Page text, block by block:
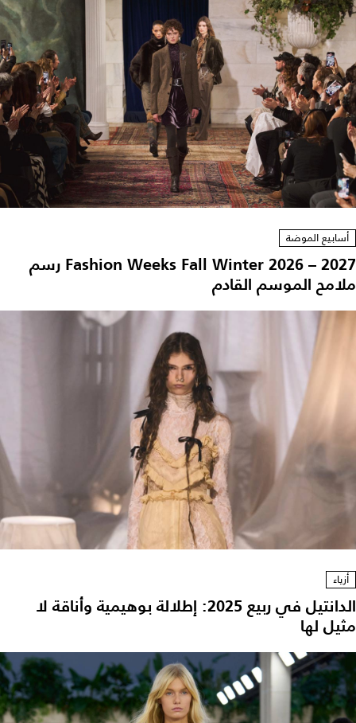
أسابيع الموضة
Fashion Weeks Fall Winter 2026 – 2027 رسم
ملامح الموسم القادم
أزياء
الدانتيل في ربيع 2025: إطلالة بوهيمية وأناقة لا
مثيل لها